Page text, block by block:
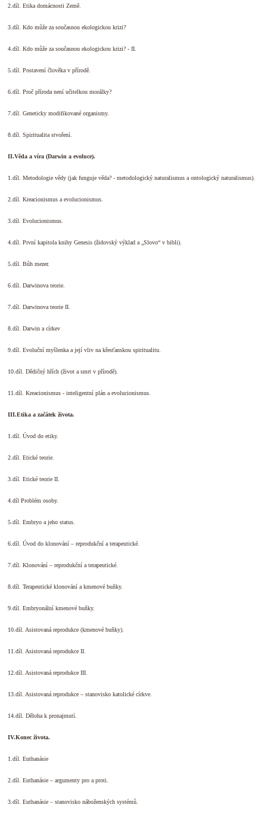
2.díl. Etika domácnosti Země.
3.díl. Kdo může za současnou ekologickou krizi?
4.díl. Kdo může za současnou ekologickou krizi? - II.
5.díl. Postavení člověka v přírodě.
6.díl. Proč příroda není učitelkou morálky?
7.díl. Geneticky modifikované organismy.
8.díl. Spiritualita stvoření.
II.Věda a víra (Darwin a evoluce).
1.díl. Metodologie vědy (jak funguje věda? - metodologický naturalismus a ontologický naturalismus).
2.díl. Kreacionismus a evolucionismus.
3.díl. Evolucionismus.
4.díl. První kapitola knihy Genesis (židovský výklad a „Slovo“ v bibli).
5.díl. Bůh mezer.
6.díl. Darwinova teorie.
7.díl. Darwinova teorie II.
8.díl. Darwin a církev
9.díl. Evoluční myšlenka a její vliv na křesťanskou spiritualitu.
10.díl. Dědičný hřích (život a smrt v přírodě).
11.díl. Kreacionismus - inteligentní plán a evolucionismus.
III.Etika a začátek života.
1.díl. Úvod do etiky.
2.díl. Etické teorie.
3.díl. Etické teorie II.
4.díl Problém osoby.
5.díl. Embryo a jeho status.
6.díl. Úvod do klonování – reprodukční a terapeutické.
7.díl. Klonování – reprodukční a terapeutické.
8.díl. Terapeutické klonování a kmenové buňky.
9.díl. Embryonální kmenové buňky.
10.díl. Asistovaná reprodukce (kmenové buňky).
11.díl. Asistovaná reprodukce II.
12.díl. Asistovaná reprodukce III.
13.díl. Asistovaná reprodukce – stanovisko katolické církve.
14.díl. Děloha k pronajmutí.
IV.Konec života.
1.díl. Euthanásie
2.díl. Euthanásie – argumenty pro a proti.
3.díl. Euthanásie – stanovisko náboženských systémů.